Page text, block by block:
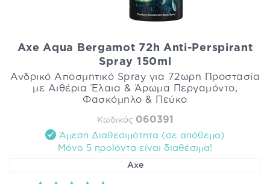
Axe Aqua Bergamot 72h Anti-Perspirant
Spray 150ml
Ανδρικό Αποσμητικό Spray για 72ωρη Προστασία
με Αιθέρια Έλαια & Άρωμα Περγαμόντο,
Φασκόμηλο & Πεύκο
Κωδικός 060391
Άμεση Διαθεσιμότητα (σε απόθεμα)
Mόνο 5 προϊόντα είναι διαθέσιμα!
Axe